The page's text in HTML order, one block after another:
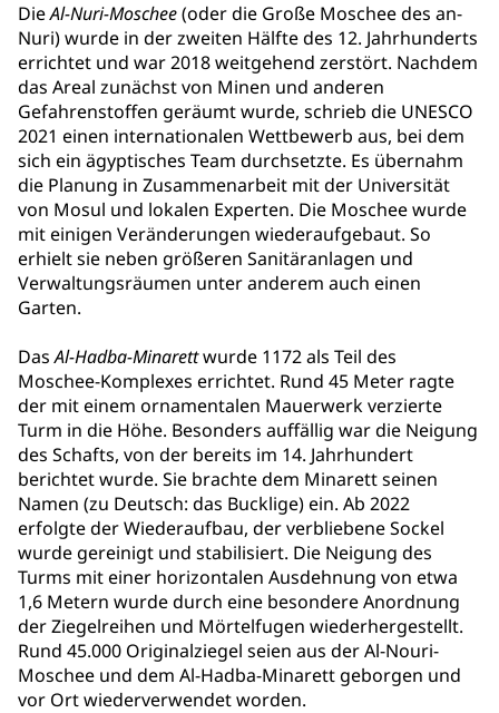
DieAl-Nuri-Moschee(oder die Große Moschee des an-
Nuri) wurde in der zweiten Hälfte des 12. Jahrhunderts
errichtet und war 2018 weitgehend zerstört. Nachdem
das Areal zunächst von Minen und anderen
Gefahrenstoffen geräumt wurde, schrieb die UNESCO
2021 einen internationalen Wettbewerb aus, bei dem
sich ein ägyptisches Team durchsetzte. Es übernahm
die Planung in Zusammenarbeit mit der Universität
von Mosul und lokalen Experten. Die Moschee wurde
mit einigen Veränderungen wiederaufgebaut. So
erhielt sie neben größeren Sanitäranlagen und
Verwaltungsräumen unter anderem auch einen
Garten.
DasAl-Hadba-Minarettwurde 1172 als Teil des
Moschee-Komplexes errichtet. Rund 45 Meter ragte
der mit einem ornamentalen Mauerwerk verzierte
Turm in die Höhe. Besonders auffällig war die Neigung
des Schafts, von der bereits im 14. Jahrhundert
berichtet wurde. Sie brachte dem Minarett seinen
Namen (zu Deutsch: das Bucklige) ein. Ab 2022
erfolgte der Wiederaufbau, der verbliebene Sockel
wurde gereinigt und stabilisiert. Die Neigung des
Turms mit einer horizontalen Ausdehnung von etwa
1,6 Metern wurde durch eine besondere Anordnung
der Ziegelreihen und Mörtelfugen wiederhergestellt.
Rund 45.000 Originalziegel seien aus der Al-Nouri-
Moschee und dem Al-Hadba-Minarett geborgen und
vor Ort wiederverwendet worden.